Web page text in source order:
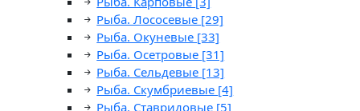
Рыба. Лососевые [29]
Рыба. Окуневые [33]
Рыба. Осетровые [31]
Рыба. Сельдевые [13]
Рыба. Скумбриевые [4]
Рыба. Ставридовые [5]